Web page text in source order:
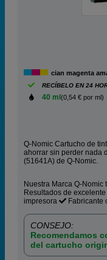
cian magenta
RECÍBELO EN 24
40 ml (0,54 € por ml)
Q-Nomic Cartucho de
ahorrar sin perder nada
(51641A) de Q-Nomic.
Nuestra Marca Q-Nomic
Resultados de excelente
impresora
Fabricante
CONSEJO:
Recomendamos
del cartucho